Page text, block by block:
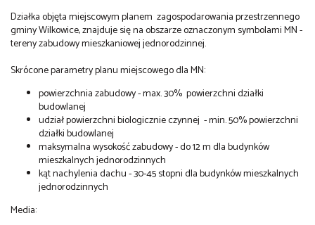
Działka objęta miejscowym planem zagospodarowania przestrzennego
gminy Wilkowice, znajduje się na obszarze oznaczonym symbolami MN -
tereny zabudowy mieszkaniowej jednorodzinnej.
Skrócone parametry planu miejscowego dla MN:
powierzchnia zabudowy - max. 30% powierzchni działki
budowlanej
udział powierzchni biologicznie czynnej - min. 50% powierzchni
działki budowlanej
maksymalna wysokość zabudowy - do 12 m dla budynków
mieszkalnych jednorodzinnych
kąt nachylenia dachu - 30-45 stopni dla budynków mieszkalnych
jednorodzinnych
Media: